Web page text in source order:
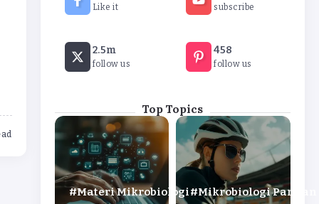
Like it subscribe
2.5m
follow us
458
follow us
Top Topics
Materi Mikrobiologi Mikrobiologi Pangan